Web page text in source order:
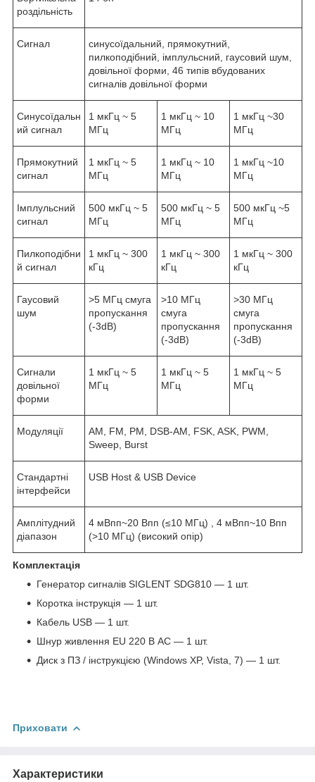
роздільність
Сигнал
синусоїдальний, прямокутний,
пилкоподібний, імплульсний, гаусовий шум,
довільної форми, 46 типів вбудованих
сигналів довільної форми
Синусоїдальн
ий сигнал
1 мкГц ~ 5
МГц
1 мкГц ~ 10
МГц
1 мкГц ~30
МГц
Прямокутний
сигнал
1 мкГц ~ 5
МГц
1 мкГц ~ 10
МГц
1 мкГц ~10
МГц
Імплульсний
сигнал
500 мкГц ~ 5
МГц
500 мкГц ~ 5
МГц
500 мкГц ~5
МГц
Пилкоподібни
й сигнал
1 мкГц ~ 300
кГц
1 мкГц ~ 300
кГц
1 мкГц ~ 300
кГц
Гаусовий
шум
>5 МГц смуга
пропускання
(-3dB)
>10 МГц
смуга
пропускання
(-3dB)
>30 МГц
смуга
пропускання
(-3dB)
Сигнали
довільної
форми
1 мкГц ~ 5
МГц
1 мкГц ~ 5
МГц
1 мкГц ~ 5
МГц
Модуляції
AM, FM, PM, DSB-AM, FSK, ASK, PWM,
Sweep, Burst
Стандартні
інтерфейси
USB Host & USB Device
Амплітудний
діапазон
4 мВпп~20 Впп (≤10 МГц) , 4 мВпп~10 Впп
(>10 МГц) (високий опір)
Комплектація
Генератор сигналів SIGLENT SDG810 — 1 шт.
Коротка інструкція — 1 шт.
Кабель USB — 1 шт.
Шнур живлення EU 220 В AC — 1 шт.
Диск з ПЗ / інструкцією (Windows XP, Vista, 7) — 1 шт.
Приховати
Характеристики